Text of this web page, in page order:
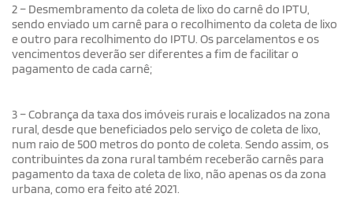
2 – Desmembramento da coleta de lixo do carnê do IPTU,
sendo enviado um carnê para o recolhimento da coleta de lixo
e outro para recolhimento do IPTU. Os parcelamentos e os
vencimentos deverão ser diferentes a fim de facilitar o
pagamento de cada carnê;
3 – Cobrança da taxa dos imóveis rurais e localizados na zona
rural, desde que beneficiados pelo serviço de coleta de lixo,
num raio de 500 metros do ponto de coleta. Sendo assim, os
contribuintes da zona rural também receberão carnês para
pagamento da taxa de coleta de lixo, não apenas os da zona
urbana, como era feito até 2021.